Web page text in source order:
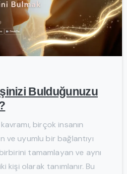
Bulduğunuzu
birçok insanın
ve uyumlu bir bağlantıyı
tamamlayan ve aynı
kişi olarak tanımlanır. Bu